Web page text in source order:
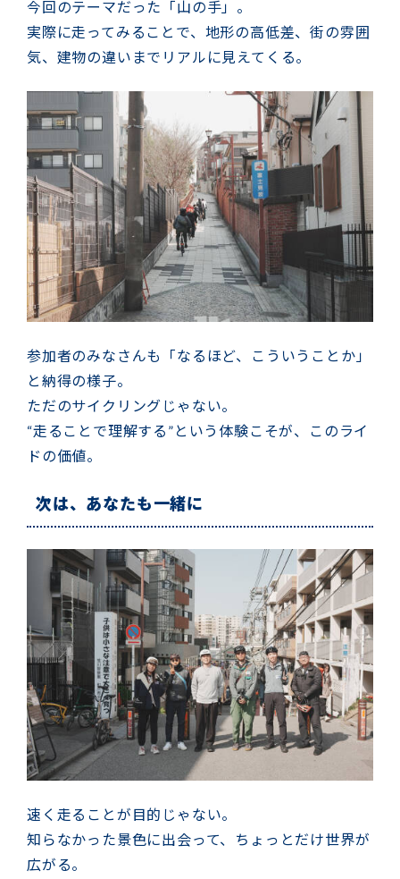
今回のテーマだった「山の手」。
実際に走ってみることで、地形の高低差、街の雰囲
気、建物の違いまでリアルに見えてくる。
参加者のみなさんも「なるほど、こういうことか」
と納得の様子。
ただのサイクリングじゃない。
“走ることで理解する”という体験こそが、このライ
ドの価値。
次は、あなたも一緒に
速く走ることが目的じゃない。
知らなかった景色に出会って、ちょっとだけ世界が
広がる。